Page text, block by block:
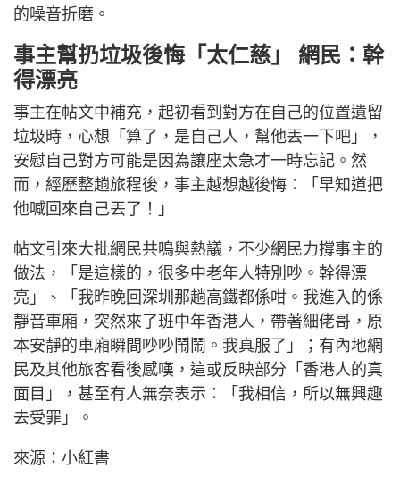
的噪音折磨。
事主幫扔垃圾後悔「太仁慈」 網民：幹
得漂亮
事主在帖文中補充，起初看到對方在自己的位置遺留
垃圾時，心想「算了，是自己人，幫他丟一下吧」，
安慰自己對方可能是因為讓座太急才一時忘記。然
而，經歷整趟旅程後，事主越想越後悔：「早知道把
他喊回來自己丟了！」
帖文引來大批網民共鳴與熱議，不少網民力撐事主的
做法，「是這樣的，很多中老年人特別吵。幹得漂
亮」、「我昨晚回深圳那趟高鐵都係咁。我進入的係
靜音車廂，突然來了班中年香港人，帶著細佬哥，原
本安靜的車廂瞬間吵吵鬧鬧。我真服了」；有內地網
民及其他旅客看後感嘆，這或反映部分「香港人的真
面目」，甚至有人無奈表示：「我相信，所以無興趣
去受罪」。
來源：小紅書